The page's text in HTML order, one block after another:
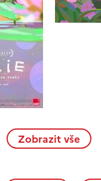
Zobrazit vše